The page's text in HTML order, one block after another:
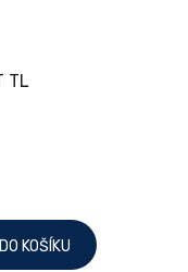
DO KOŠÍKU